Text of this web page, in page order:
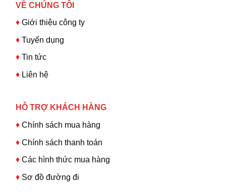
VỀ CHÚNG TÔI
♦ Giới thiệu công ty
♦Tuyển dụng
♦ Tin tức
♦ Liên hệ
HỖ TRỢ KHÁCH HÀNG
♦Chính sách mua hàng
♦ Chính sách thanh toán
♦ Các hình thức mua hàng
♦ Sơ đồ đường đi